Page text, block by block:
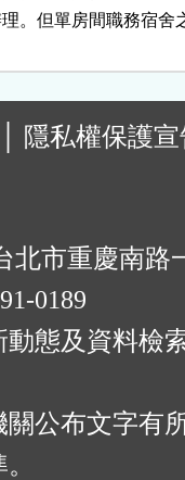
理。但單房間職務宿舍
隱私權保護
北市重慶南路
0189
態及資料檢
公布文字有